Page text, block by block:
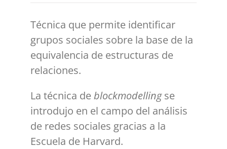
Técnica que permite identificar
grupos sociales sobre la base de la
equivalencia de estructuras de
relaciones.
La técnica deblockmodellingse
introdujo en el campo del análisis
de redes sociales gracias a la
Escuela de Harvard.